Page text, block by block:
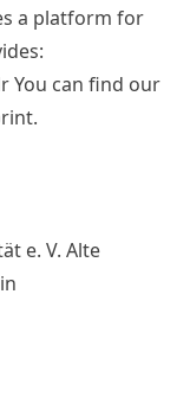
a platform for
You can find our
e. V. Alte